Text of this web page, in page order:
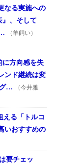
なる実施への
』、そして
（羊飼い）
に方向感を失
ンド継続は変
グ…
（今井雅
える「トルコ
いおすすめの
要チェッ